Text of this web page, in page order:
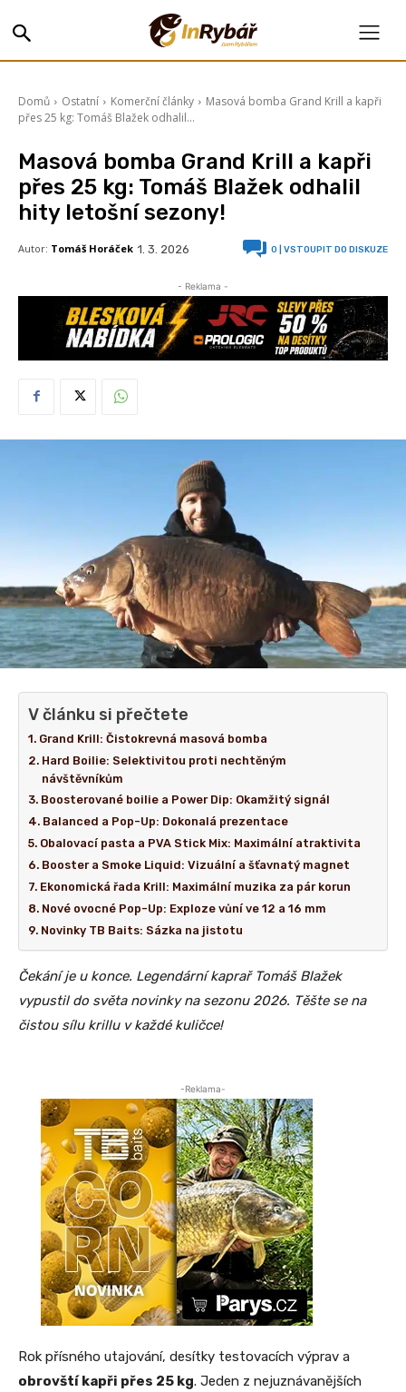
Domů Ostatní Komerční články
Masová bomba Grand Krill a kapři
přes 25 kg: Tomáš Blažek odhalil...
Masová bomba Grand Krill a kapři
přes 25 kg: Tomáš Blažek odhalil
hity letošní sezony!
Autor: Tomáš Horáček 1. 3. 2026 0 | VSTOUPIT DO DISKUZE
- Reklama -
V článku si přečtete
Grand Krill: Čistokrevná masová bomba
Hard Boilie: Selektivitou proti nechtěným
návštěvníkům
Boosterované boilie a Power Dip: Okamžitý signál
Balanced a Pop-Up: Dokonalá prezentace
Obalovací pasta a PVA Stick Mix: Maximální atraktivita
Booster a Smoke Liquid: Vizuální a šťavnatý magnet
Ekonomická řada Krill: Maximální muzika za pár korun
Nové ovocné Pop-Up: Exploze vůní ve 12 a 16 mm
Novinky TB Baits: Sázka na jistotu
Čekání je u konce. Legendární kaprař Tomáš Blažek
vypustil do světa novinky na sezonu 2026. Těšte se na
čistou sílu krillu v každé kuličce!
-Reklama-
Rok přísného utajování, desítky testovacích výprav a
obrovští kapři přes 25 kg. Jeden z nejuznávanějších